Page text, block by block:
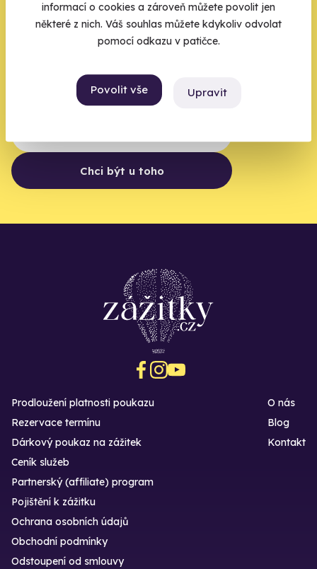
informací o cookies a zároveň můžete povolit jen
některé z nich. Váš souhlas můžete kdykoliv odvolat
pomocí odkazu v patičce.
Povolit vše Upravit
Zbývá jeden krok,
zbytek zařídíme my
Váš e-mail je vstupenka do světa, kde se žije naplno. Pojďte
Chci být u toho
Prodloužení platnosti poukazu
Rezervace termínu
Dárkový poukaz na zážitek
O nás
Blog
Kontakt
Ceník služeb
Partnerský (affiliate) program
Pojištění k zážitku
Ochrana osobních údajů
Obchodní podmínky
Odstoupení od smlouvy